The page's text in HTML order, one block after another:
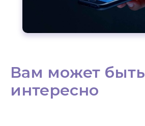
Вам может быть
интересно